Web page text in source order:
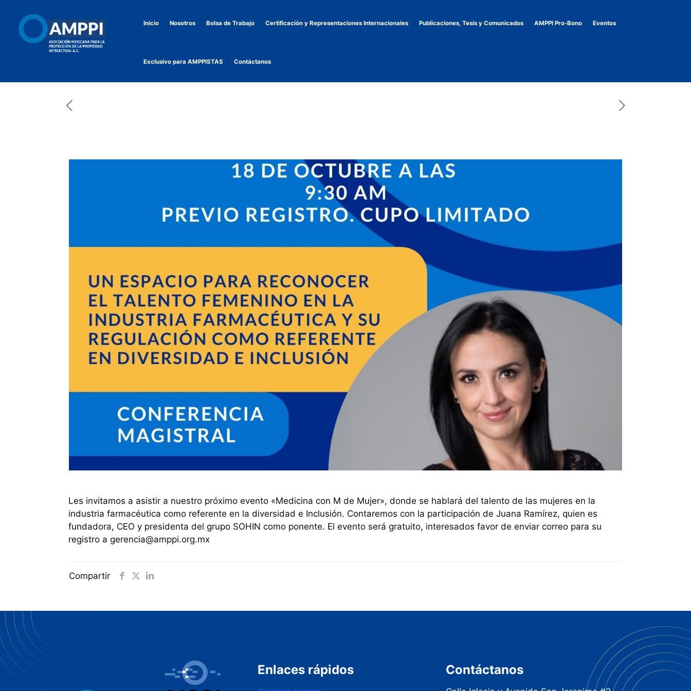
Inicio Nosotros Bolsa de Trabajo Certificación y Representaciones Internacionales Publicaciones, Tesis y Comunicados AMPPI Pro-Bono Eventos
Exclusivo para AMPPISTAS Contáctanos
Les invitamos a asistir a nuestro próximo evento «Medicina con M de Mujer», donde se hablará del talento de las mujeres en la
industria farmacéutica como referente en la diversidad e Inclusión. Contaremos con la participación de Juana Ramírez, quien es
fundadora, CEO y presidenta del grupo SOHIN como ponente. El evento será gratuito, interesados favor de enviar correo para su
registro a gerencia@amppi.org.mx
Compartir
Enlaces rápidos Contáctanos